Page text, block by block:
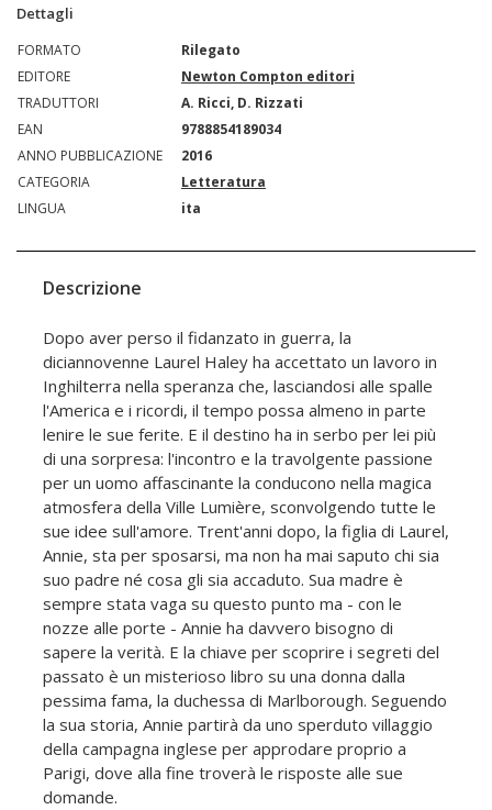
Dettagli
FORMATO
Rilegato
EDITORE
Newton Compton editori
TRADUTTORI
A. Ricci, D. Rizzati
EAN
9788854189034
ANNO PUBBLICAZIONE
2016
CATEGORIA
Letteratura
LINGUA
ita
Descrizione
Dopo aver perso il fidanzato in guerra, la
diciannovenne Laurel Haley ha accettato un lavoro in
Inghilterra nella speranza che, lasciandosi alle spalle
l'America e i ricordi, il tempo possa almeno in parte
lenire le sue ferite. E il destino ha in serbo per lei più
di una sorpresa: l'incontro e la travolgente passione
per un uomo affascinante la conducono nella magica
atmosfera della Ville Lumière, sconvolgendo tutte le
sue idee sull'amore. Trent'anni dopo, la figlia di Laurel,
Annie, sta per sposarsi, ma non ha mai saputo chi sia
suo padre né cosa gli sia accaduto. Sua madre è
sempre stata vaga su questo punto ma - con le
nozze alle porte - Annie ha davvero bisogno di
sapere la verità. E la chiave per scoprire i segreti del
passato è un misterioso libro su una donna dalla
pessima fama, la duchessa di Marlborough. Seguendo
la sua storia, Annie partirà da uno sperduto villaggio
della campagna inglese per approdare proprio a
Parigi, dove alla fine troverà le risposte alle sue
domande.